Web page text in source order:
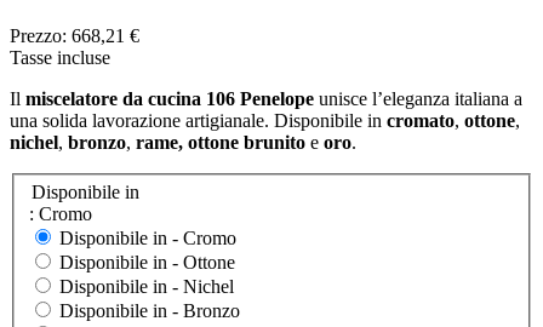
Prezzo: 668,21 €
Tasse incluse
Il miscelatore da cucina 106 Penelope unisce l’eleganza italiana a
una solida lavorazione artigianale. Disponibile in cromato, ottone,
nichel, bronzo, rame, ottone brunito e oro.
Disponibile in
: Cromo
Disponibile in - Cromo
Disponibile in - Ottone
Disponibile in - Nichel
Disponibile in - Bronzo